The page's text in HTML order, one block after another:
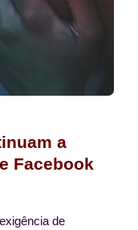
a
Facebook
de